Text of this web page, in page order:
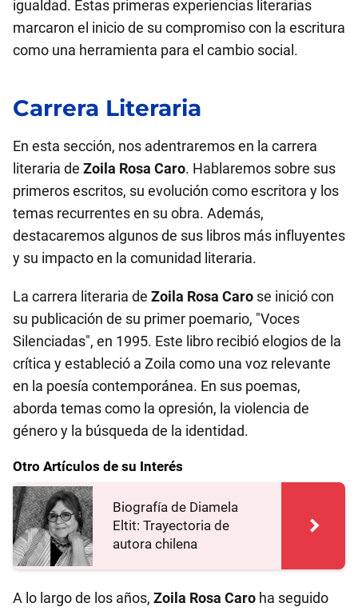
igualdad. Estas primeras experiencias literarias
marcaron el inicio de su compromiso con la escritura
como una herramienta para el cambio social.
Carrera Literaria
En esta sección, nos adentraremos en la carrera
literaria de Zoila Rosa Caro. Hablaremos sobre sus
primeros escritos, su evolución como escritora y los
temas recurrentes en su obra. Además,
destacaremos algunos de sus libros más influyentes
y su impacto en la comunidad literaria.
La carrera literaria de Zoila Rosa Caro se inició con
su publicación de su primer poemario, "Voces
Silenciadas", en 1995. Este libro recibió elogios de la
crítica y estableció a Zoila como una voz relevante
en la poesía contemporánea. En sus poemas,
aborda temas como la opresión, la violencia de
género y la búsqueda de la identidad.
Otro Artículos de su Interés
Biografía de Diamela
Eltit: Trayectoria de
autora chilena
A lo largo de los años, Zoila Rosa Caro ha seguido